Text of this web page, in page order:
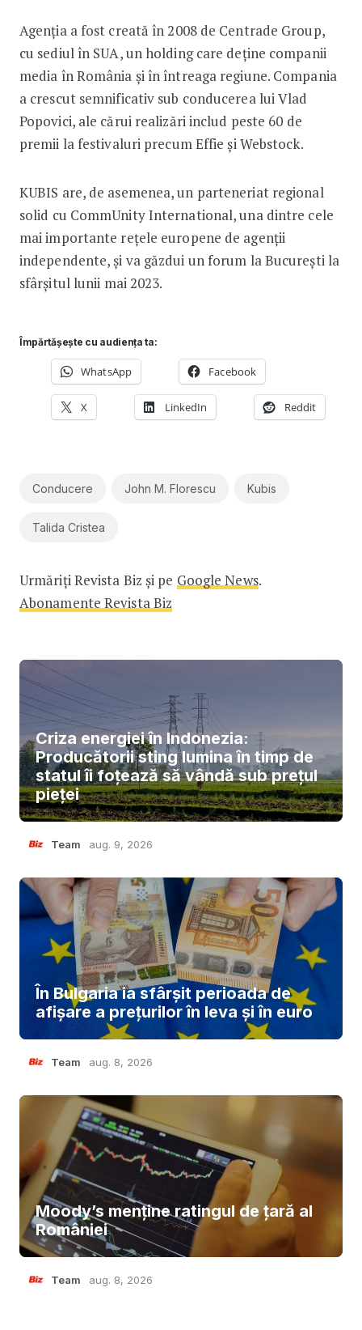
Agenția a fost creată în 2008 de Centrade Group,
cu sediul în SUA, un holding care deține companii
media în România și în întreaga regiune. Compania
a crescut semnificativ sub conducerea lui Vlad
Popovici, ale cărui realizări includ peste 60 de
premii la festivaluri precum Effie și Webstock.
KUBIS are, de asemenea, un parteneriat regional
solid cu CommUnity International, una dintre cele
mai importante rețele europene de agenții
independente, și va găzdui un forum la București la
sfârșitul lunii mai 2023.
Împărtășește cu audiența ta:
WhatsApp Facebook
X LinkedIn Reddit
Conducere John M. Florescu Kubis
Talida Cristea
Urmăriți Revista Biz și pe Google News.
Abonamente Revista Biz
Criza energiei în Indonezia:
Producătorii sting lumina în timp de
statul îi foțează să vândă sub prețul
pieței
Team aug. 9, 2026
În Bulgaria ia sfârşit perioada de
afișare a prețurilor în ​​leva și în euro
Team aug. 8, 2026
Moody’s menține ratingul de țară al
României
Team aug. 8, 2026